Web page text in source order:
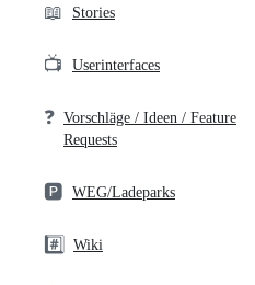
📖 Stories
📺 Userinterfaces
❓ Vorschläge / Ideen / Feature
Requests
🅿️ WEG/Ladeparks
#️⃣ Wiki